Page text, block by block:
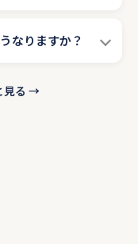
なりますか？
見る →